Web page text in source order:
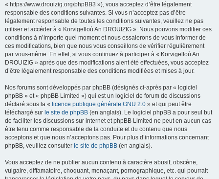
« https://www.drouizig.org/phpBB3 »), vous acceptez d’être légalement
responsable des conditions suivantes. Si vous n’acceptez pas d’être
légalement responsable de toutes les conditions suivantes, veuillez ne pas
utiliser et accéder à « Korvigelloù An DROUIZIG ». Nous pouvons modifier ces
conditions à n’importe quel moment et nous essaierons de vous informer de
ces modifications, bien que nous vous conseillons de vérifier régulièrement
par vous-même. En effet, si vous continuez à participer à « Korvigelloù An
DROUIZIG » après que des modifications aient été effectuées, vous acceptez
d’être légalement responsable des conditions modifiées et mises à jour.
Nos forums sont développés par phpBB (désignés ci-après par « logiciel
phpBB » et « phpBB Limited ») qui est un logiciel de forum de discussions
déclaré sous la « licence publique générale GNU 2.0 » et qui peut être
téléchargé sur le site de phpBB (en anglais). Le logiciel phpBB a pour seul but
de faciliter les discussions sur internet et phpBB Limited ne peut en aucun cas
être tenu comme responsable de la conduite et du contenu que nous
acceptons et que nous n’acceptons pas. Pour plus d’informations concernant
phpBB, veuillez consulter le site de phpBB (en anglais).
Vous acceptez de ne publier aucun contenu à caractère abusif, obscène,
vulgaire, diffamatoire, choquant, menaçant, pornographique, etc. qui pourrait